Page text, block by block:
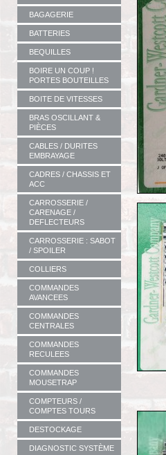
BAGAGERIE
BATTERIES
BEQUILLES
BOIRE UN COUP !
PORTES BOUTEILLES
BOITE DE VITESSES
BRAS OSCILLANT &
PIÈCES
CABLES / DURITES
EMBRAYAGE
CADRES / CHASSIS ET
ACC
CARROSSERIE /
CARENAGE /
DEFLECTEURS
CARROSSERIE : SABOT
/ SPOILER
COLLIERS
COMMANDES
AVANCEES
COMMANDES
CENTRALES
COMMANDES
RECULEES
COMMANDES
MOUSETRAP
COMPTEURS /
COMPTES TOURS
DESTOCKAGE
DIAGNOSTIC SYSTÈME